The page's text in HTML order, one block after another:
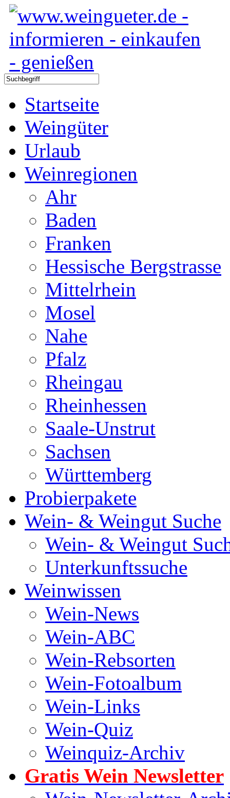
Startseite
Weingüter
Urlaub
Weinregionen
Ahr
Baden
Franken
Hessische Bergstrasse
Mittelrhein
Mosel
Nahe
Pfalz
Rheingau
Rheinhessen
Saale-Unstrut
Sachsen
Württemberg
Probierpakete
Wein- & Weingut Suche
Wein- & Weingut
Unterkunftssuche
Weinwissen
Wein-News
Wein-ABC
Wein-Rebsorten
Wein-Fotoalbum
Wein-Links
Wein-Quiz
Weinquiz-Archiv
Gratis Wein Newsletter